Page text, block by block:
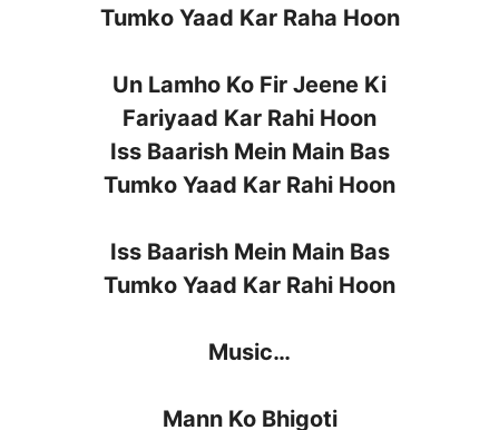
Tumko Yaad Kar Raha Hoon
Un Lamho Ko Fir Jeene Ki
Fariyaad Kar Rahi Hoon
Iss Baarish Mein Main Bas
Tumko Yaad Kar Rahi Hoon
Iss Baarish Mein Main Bas
Tumko Yaad Kar Rahi Hoon
Music…
Mann Ko Bhigoti